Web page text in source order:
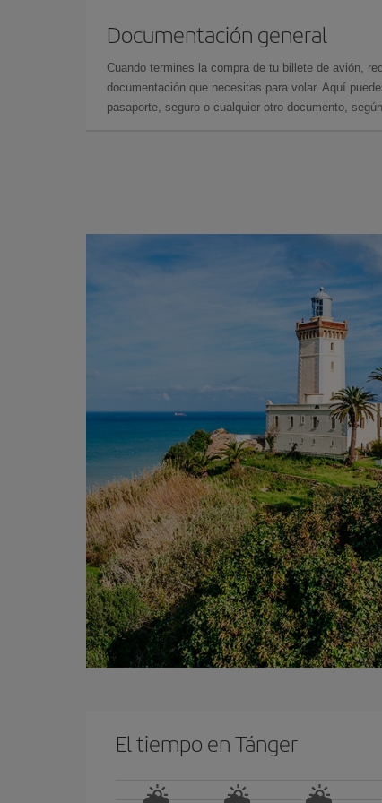
Documentación general
Cuando termines la compra de tu billete de avión,
documentación que necesitas para volar. Aquí
pasaporte, seguro o cualquier otro documento,
El tiempo en Tánger